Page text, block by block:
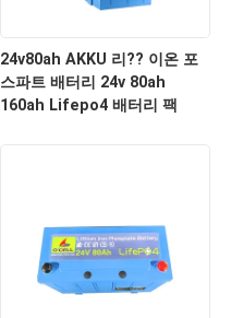
24v80ah AKKU 리?? 이온 포
스파트 배터리 24v 80ah
160ah Lifepo4 배터리 팩